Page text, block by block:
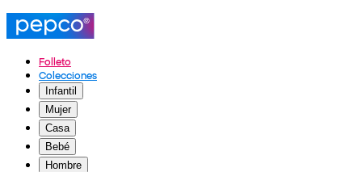
Folleto
Colecciones
Infantil
Mujer
Casa
Bebé
Hombre